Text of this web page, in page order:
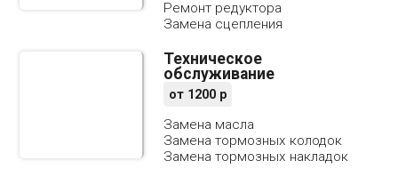
Ремонт редуктора
Замена сцепления
Техническое
обслуживание
от 1200р
Замена масла
Замена тормозных колодок
Замена тормозных накладок